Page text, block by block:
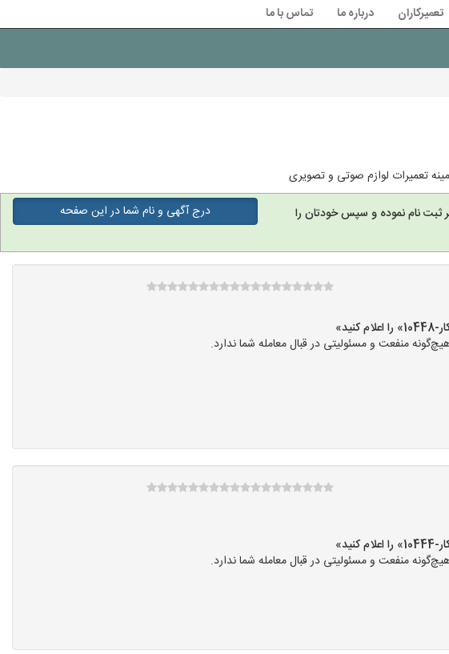
تعمیرکاران درباره ما تماس با ما
تعمیرات لوازم صوتی و تصویری
ثبت نام نموده و سپس خودتان را
درج آگهی و نام شما در این صفحه
منفعت و مسئولیتی در قبال معامله شما ندارد.
منفعت و مسئولیتی در قبال معامله شما ندارد.